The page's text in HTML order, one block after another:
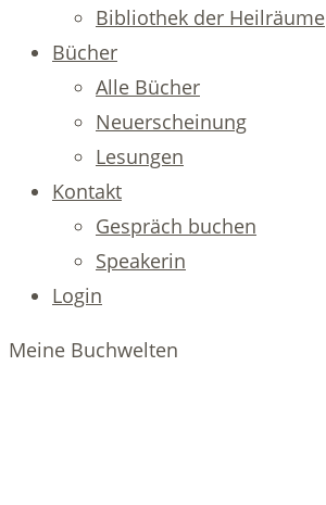
Bibliothek der Heilräume
Bücher
Alle Bücher
Neuerscheinung
Lesungen
Kontakt
Gespräch buchen
Speakerin
Login
Meine Buchwelten